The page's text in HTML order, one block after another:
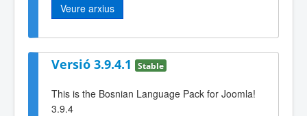
Veure arxius
Versió 3.9.4.1 Stable
This is the Bosnian Language Pack for Joomla!
3.9.4